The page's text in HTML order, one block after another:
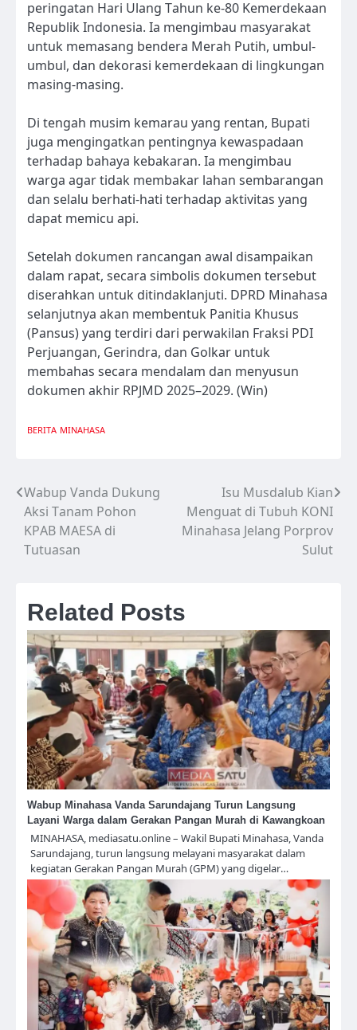
peringatan Hari Ulang Tahun ke-80 Kemerdekaan
Republik Indonesia. Ia mengimbau masyarakat
untuk memasang bendera Merah Putih, umbul-
umbul, dan dekorasi kemerdekaan di lingkungan
masing-masing.
Di tengah musim kemarau yang rentan, Bupati
juga mengingatkan pentingnya kewaspadaan
terhadap bahaya kebakaran. Ia mengimbau
warga agar tidak membakar lahan sembarangan
dan selalu berhati-hati terhadap aktivitas yang
dapat memicu api.
Setelah dokumen rancangan awal disampaikan
dalam rapat, secara simbolis dokumen tersebut
diserahkan untuk ditindaklanjuti. DPRD Minahasa
selanjutnya akan membentuk Panitia Khusus
(Pansus) yang terdiri dari perwakilan Fraksi PDI
Perjuangan, Gerindra, dan Golkar untuk
membahas secara mendalam dan menyusun
dokumen akhir RPJMD 2025–2029. (Win)
BERITA MINAHASA
Navigasi
pos
Wabup Vanda Dukung
Aksi Tanam Pohon
KPAB MAESA di
Tutuasan
Isu Musdalub Kian
Menguat di Tubuh KONI
Minahasa Jelang Porprov
Sulut
Related Posts
Wabup Minahasa Vanda Sarundajang Turun Langsung
Layani Warga dalam Gerakan Pangan Murah di Kawangkoan
MINAHASA, mediasatu.online – Wakil Bupati Minahasa, Vanda
Sarundajang, turun langsung melayani masyarakat dalam
kegiatan Gerakan Pangan Murah (GPM) yang digelar…